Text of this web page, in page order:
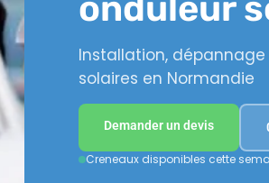
onduleur
Installation,
solaires en Normandie
Demander un devis
Creneaux disponibles cette